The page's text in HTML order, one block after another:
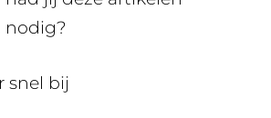
nodig?
snel bij